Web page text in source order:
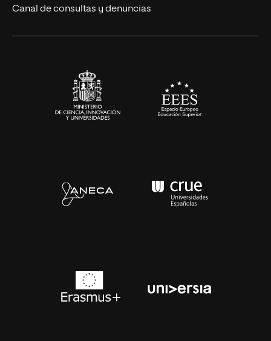
Eventos
Canal de consultas y denuncias